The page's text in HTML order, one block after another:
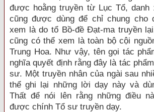
được hoằng truyền từ Lục Tổ, danh
cũng được dùng để chỉ chung cho
xem là do tổ Bồ-đề Đạt-ma truyền
cũng có thể xem là toàn bộ cội
Trung Hoa. Như vậy, tên gọi tác
nghĩa quyết định rằng đây là tác
sư. Một truyền nhân của ngài sau
thể ghi lại những lời dạy này và
Thất để nói lên rằng những điều
được chính Tổ sư truyền dạy.